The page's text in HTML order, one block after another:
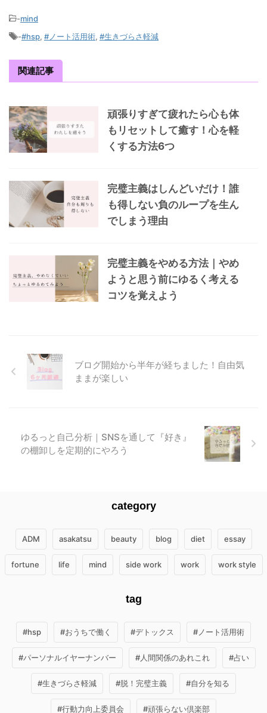
-mind
-#hsp, #ノート活用術, #生きづらさ軽減
関連記事
頑張りすぎて疲れたら心も体
もリセットして癒す！心を軽
くする方法6つ
完璧主義はしんどいだけ！誰
も得しない負のループを生ん
でしまう理由
完璧主義をやめる方法｜やめ
ようと思う前にゆるく考える
コツを覚えよう
ブログ開始から半年が経ちました！自由気
ままが楽しい
ゆるっと自己分析｜SNSを通して『好き』
の棚卸しを定期的にやろう
category
ADM asakatsu beauty blog diet essay
fortune life mind side work work work style
tag
#hsp #おうちで働く #デトックス #ノート活用術
#パーソナルイヤーナンバー #人間関係のあれこれ #占い
#生きづらさ軽減 #脱！完璧主義 #自分を知る
#行動力向上委員会 #頑張らない倶楽部